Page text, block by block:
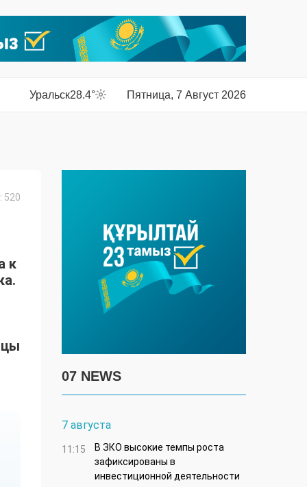
Уральск28.4° Пятница, 7 Август 2026
520
к
07 NEWS
7 августа
11:15
В ЗКО высокие темпы роста
зафиксированы в
инвестиционной деятельности